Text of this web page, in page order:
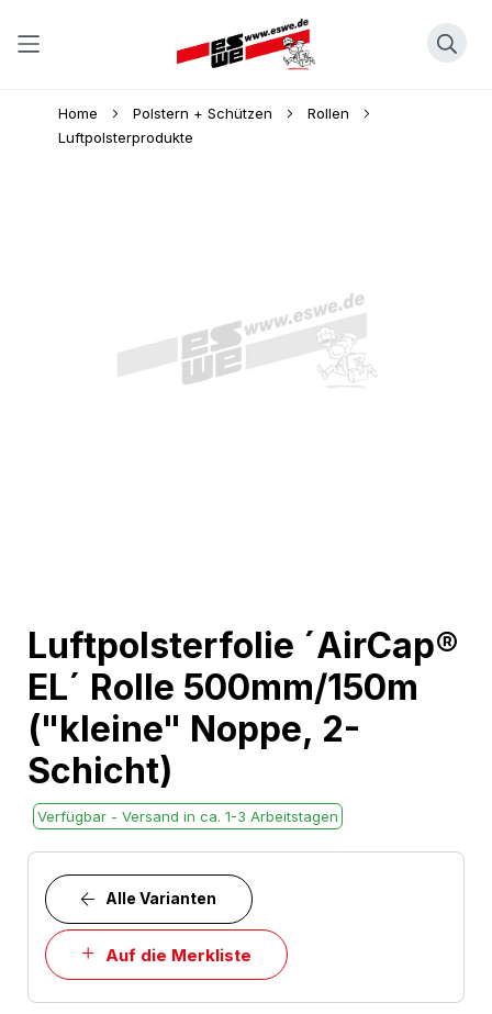
Home Polstern + Schützen
Rollen
Luftpolsterprodukte
the
beginning
of
the
images
gallery
Luftpolsterfolie ´AirCap®
EL´ Rolle 500mm/150m
("kleine" Noppe, 2-
Schicht)
Verfügbar - Versand in ca. 1-3 Arbeitstagen
Auf die Merkliste
Alle Varianten